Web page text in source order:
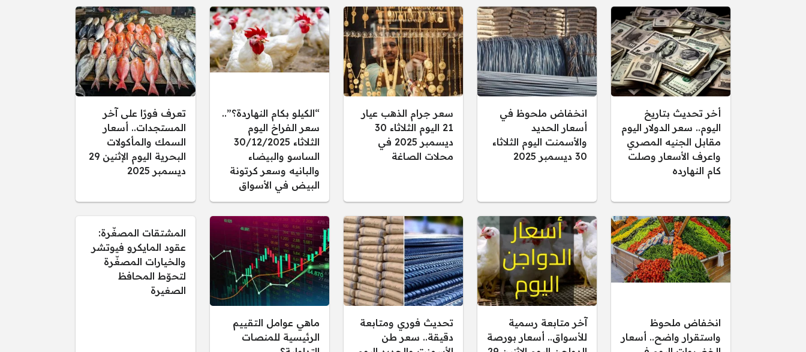
أخر تحديث بتاريخ
اليوم.. سعر الدولار اليوم
مقابل الجنيه المصري
واعرف الأسعار وصلت
كام النهارده
انخفاض ملحوظ في
أسعار الحديد
والأسمنت اليوم الثلاثاء
30 ديسمبر 2025
سعر جرام الذهب عيار
21 اليوم الثلاثاء 30
ديسمبر 2025 في
محلات الصاغة
“الكيلو بكام النهاردة؟”..
سعر الفراخ اليوم
الثلاثاء 30/12/2025
الساسو والبيضاء
والبانيه وسعر كرتونة
البيض في الأسواق
تعرف فورًا على آخر
المستجدات.. أسعار
السمك والمأكولات
البحرية اليوم الإثنين 29
ديسمبر 2025
انخفاض ملحوظ
واستقرار واضح.. أسعار
آخر متابعة رسمية
للأسواق.. أسعار بورصة
تحديث فوري ومتابعة
دقيقة.. سعر طن
ماهي عوامل التقييم
الرئيسية للمنصات
المشتقات المصغّرة:
عقود المايكرو فيوتشر
والخيارات المصغّرة
لتحوّط المحافظ
الصغيرة